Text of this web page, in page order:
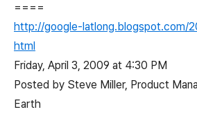
====
http://google-latlong.blogspot.com/
html
Friday, April 3, 2009 at 4:30 PM
Posted by Steve Miller, Product
Earth